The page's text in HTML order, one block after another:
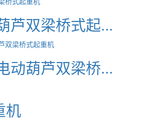
芦双梁桥式起...
动葫芦双梁桥...
机